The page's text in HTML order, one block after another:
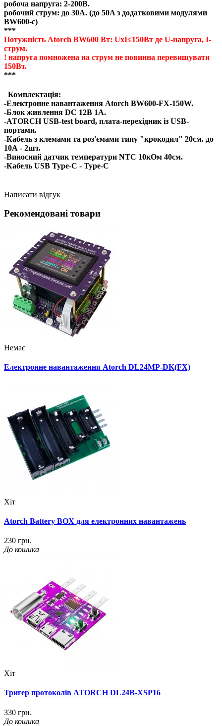
робоча напруга: 2-200В.
робочий струм: до 30A. (до 50A з додатковими модулями
BW600-c)
***
Потужність Atorch BW600 Вт: UxI≤150Вт де U-напруга, I-
струм.
! напруга помножена на струм не повинна перевищувати
150Вт.
***
Комплектація:
-Електронне навантаження Atorch BW600-FX-150W.
-Блок живлення DC 12В 1А.
-ATORCH USB-test board, плата-перехідник із USB-
портами.
-Кабель з клемами та роз'ємами типу "крокодил" 20см. до
10А - 2шт.
-Виносний датчик температури NTC 10кОм 40см.
-Кабель USB Type-C - Type-C
Написати відгук
Рекомендовані товари
Немає
Електронне навантаження Atorch DL24MP-DK(FX)
Хіт
Atorch Battery BOX для електронних навантажень
230 грн.
До кошика
Хіт
Тригер протоколів ATORCH DL24B-XSP16
330 грн.
До кошика